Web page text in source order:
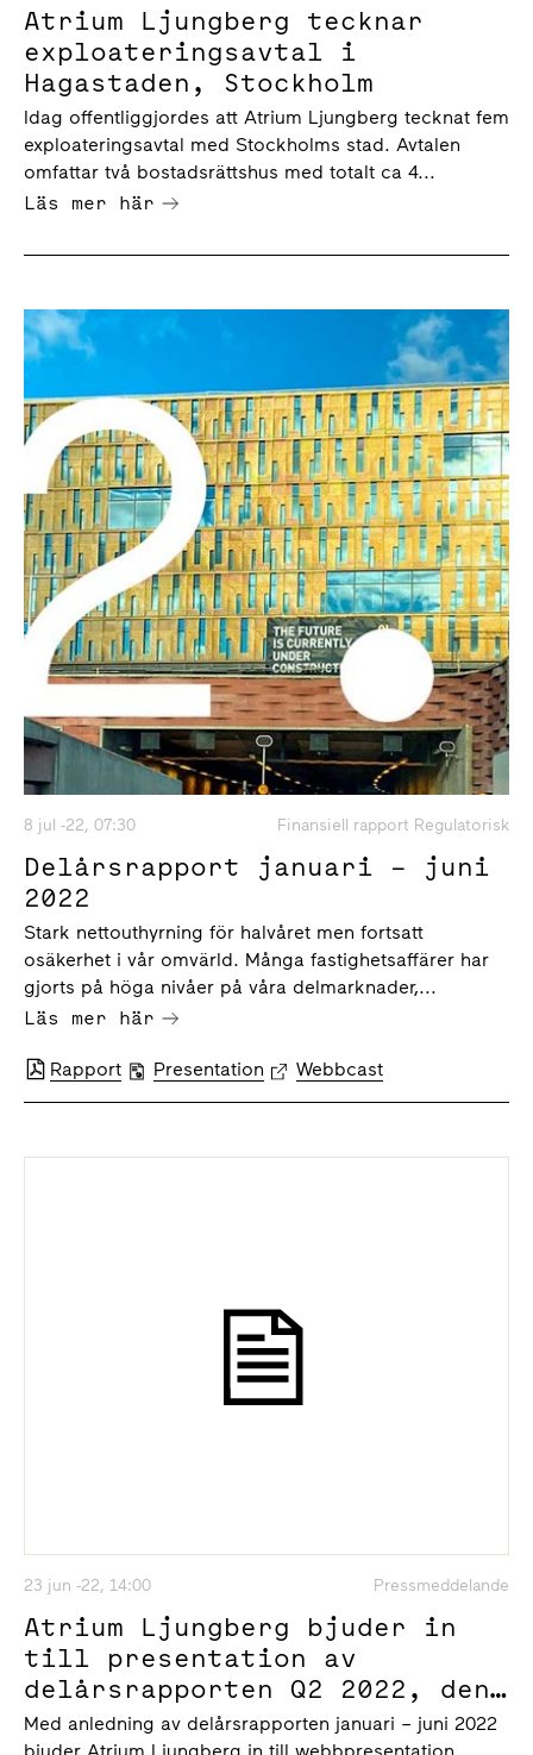
Atrium Ljungberg tecknar
exploateringsavtal i
Hagastaden, Stockholm
Idag offentliggjordes att Atrium Ljungberg tecknat fem
exploateringsavtal med Stockholms stad. Avtalen
omfattar två bostadsrättshus med totalt ca 4...
Läs mer här
8 jul -22, 07:30 Finansiell rapport Regulatorisk
Delårsrapport januari – juni
2022
Stark nettouthyrning för halvåret men fortsatt
osäkerhet i vår omvärld. Många fastighetsaffärer har
gjorts på höga nivåer på våra delmarknader,...
Läs mer här
Rapport Presentation Webbcast
23 jun -22, 14:00 Pressmeddelande
Atrium Ljungberg bjuder in
till presentation av
delårsrapporten Q2 2022, den
8 juli klockan 10.00
Med anledning av delårsrapporten januari – juni 2022